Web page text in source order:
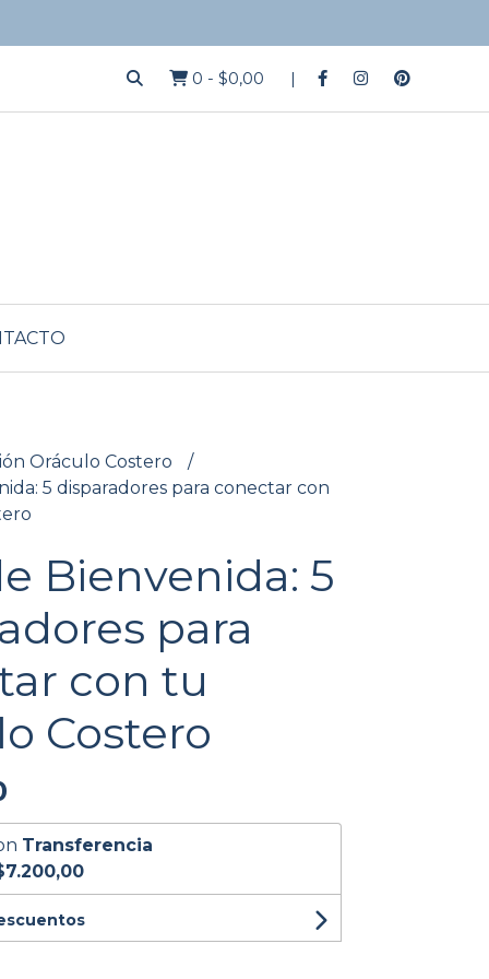
0 - $0,00
Oráculo Costero
5 disparadores para conectar con
Bienvenida: 5
para
con tu
Costero
Transferencia